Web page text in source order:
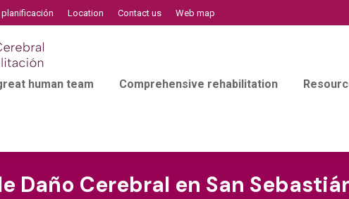
planificación Location Contact us Web map
human team Comprehensive rehabilitation
Daño Cerebral en San